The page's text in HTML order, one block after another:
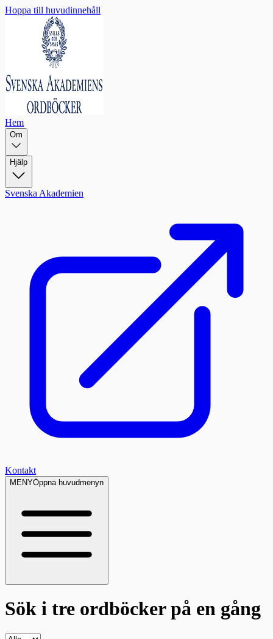
Hoppa till huvudinnehåll
Hem
Om
Hjälp
Svenska Akademien
Kontakt
MENYÖppna huvudmenyn
Sök i tre ordböckerpå en gång